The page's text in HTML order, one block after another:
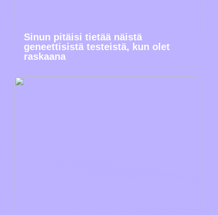
Sinun pitäisi tietää näistä
geneettisistä testeistä, kun olet
raskaana